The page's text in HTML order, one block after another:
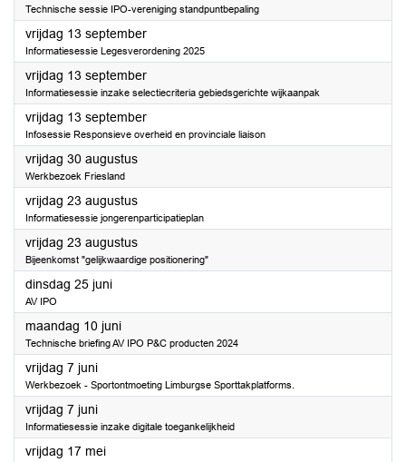
Technische sessie IPO-vereniging standpuntbepaling
vrijdag 13 september2024
Informatiesessie Legesverordening 2025
vrijdag 13 september2024
Informatiesessie inzake selectiecriteria gebiedsgerichte wijkaanpak
vrijdag 13 september2024
Infosessie Responsieve overheid en provinciale liaison
vrijdag 30 augustus2024
Werkbezoek Friesland
vrijdag 23 augustus2024
Informatiesessie jongerenparticipatieplan
vrijdag 23 augustus2024
Bijeenkomst "gelijkwaardige positionering"
dinsdag 25 juni2024
AV IPO
maandag 10 juni2024
Technische briefing AV IPO P&C producten 2024
vrijdag 7 juni2024
Werkbezoek - Sportontmoeting Limburgse Sporttakplatforms.
vrijdag 7 juni2024
Informatiesessie inzake digitale toegankelijkheid
vrijdag 17 mei2024